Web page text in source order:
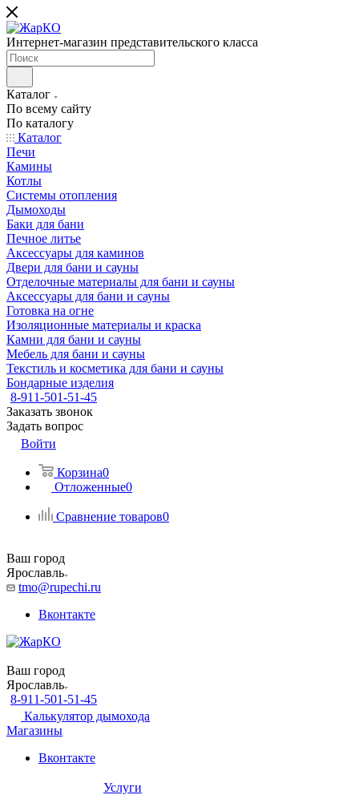
Интернет-магазин представительского класса
Каталог
По всему сайту
По каталогу
Каталог
Печи
Камины
Котлы
Системы отопления
Дымоходы
Баки для бани
Печное литье
Аксессуары для каминов
Двери для бани и сауны
Отделочные материалы для бани и сауны
Аксессуары для бани и сауны
Готовка на огне
Изоляционные материалы и краска
Камни для бани и сауны
Мебель для бани и сауны
Текстиль и косметика для бани и сауны
Бондарные изделия
8-911-501-51-45
Заказать звонок
Задать вопрос
Войти
Корзина0
Отложенные0
Сравнение товаров0
Ваш город
Ярославль
tmo@rupechi.ru
Вконтакте
Ваш город
Ярославль
8-911-501-51-45
Калькулятор дымохода
Магазины
Вконтакте
Услуги